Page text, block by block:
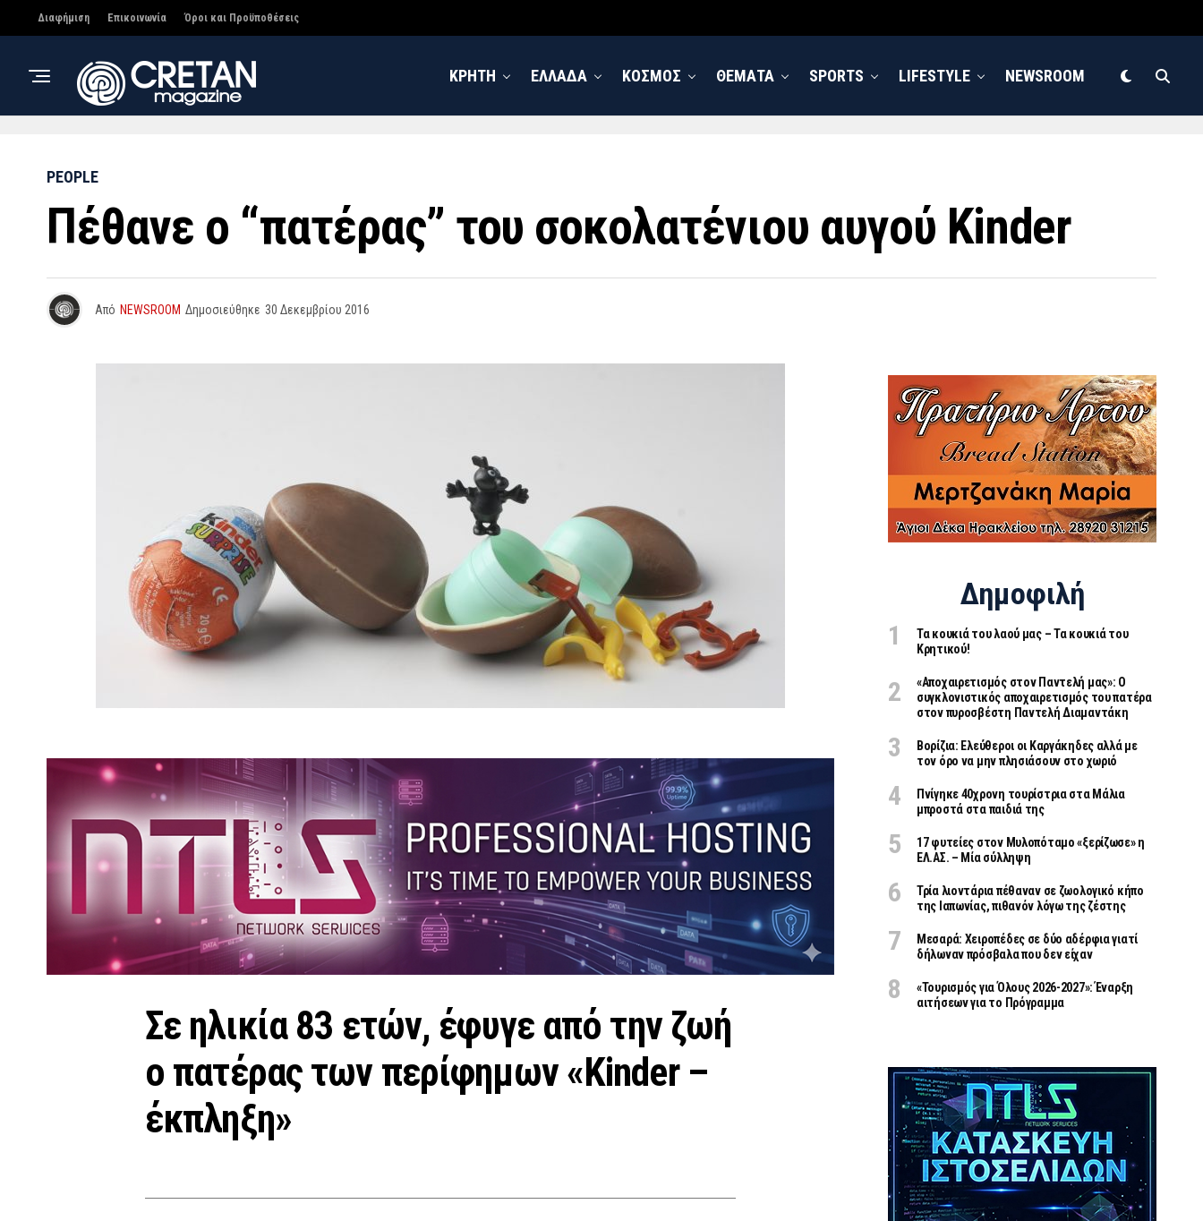
Διαφήμιση Επικοινωνία Όροι και Προϋποθέσεις
ΚΡΗΤΗ ΕΛΛΑΔΑ ΚΟΣΜΟΣ ΘΕΜΑΤΑ SPORTS LIFESTYLE NEWSROOM
PEOPLE
Πέθανε ο “πατέρας” του σοκολατένιου αυγού Kinder
Από NEWSROOM Δημοσιεύθηκε 30 Δεκεμβρίου 2016
Σε ηλικία 83 ετών, έφυγε από την ζωή
ο πατέρας των περίφημων «Kinder –
έκπληξη»
Δημοφιλή
Τα κουκιά του λαού μας – Τα κουκιά του
Κρητικού!
«Aποχαιρετισμός στον Παντελή μας»: Ο
συγκλονιστικός αποχαιρετισμός του πατέρα
στον πυροσβέστη Παντελή Διαμαντάκη
Βορίζια: Ελεύθεροι οι Καργάκηδες αλλά με
τον όρο να μην πλησιάσουν στο χωριό
Πνίγηκε 40χρονη τουρίστρια στα Μάλια
μπροστά στα παιδιά της
17 φυτείες στον Μυλοπόταμο «ξερίζωσε» η
ΕΛ.ΑΣ. – Μία σύλληψη
Τρία λιοντάρια πέθαναν σε ζωολογικό κήπο
της Ιαπωνίας, πιθανόν λόγω της ζέστης
Μεσαρά: Χειροπέδες σε δύο αδέρφια γιατί
δήλωναν πρόσβαλα που δεν είχαν
«Τουρισμός για Όλους 2026-2027»: Έναρξη
αιτήσεων για το Πρόγραμμα